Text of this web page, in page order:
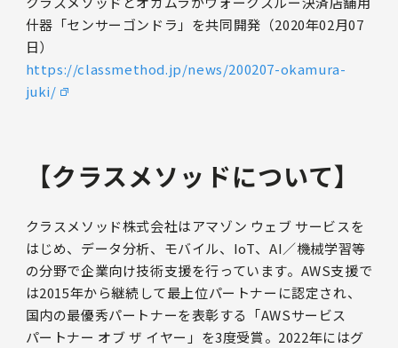
什器「センサーゴンドラ」を共同開発（2020年02月07
日）
https://classmethod.jp/news/200207-okamura-
juki/
【クラスメソッドについて】
クラスメソッド株式会社はアマゾン ウェブ サービスを
はじめ、データ分析、モバイル、IoT、AI／機械学習等
の分野で企業向け技術支援を行っています。AWS支援で
は2015年から継続して最上位パートナーに認定され、
国内の最優秀パートナーを表彰する「AWSサービス
パートナー オブ ザ イヤー」を3度受賞。2022年にはグ